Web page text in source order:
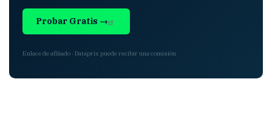
Probar Gratis →
Enlace de afiliado · Dataprix puede recibir una comisión